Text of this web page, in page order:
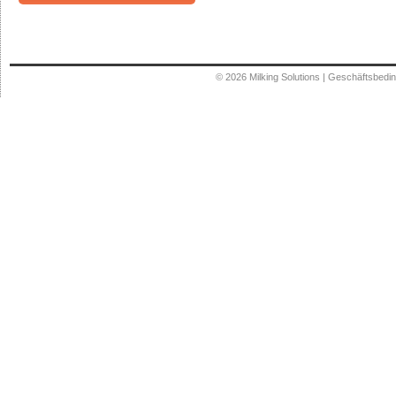
© 2026 Milking Solutions |